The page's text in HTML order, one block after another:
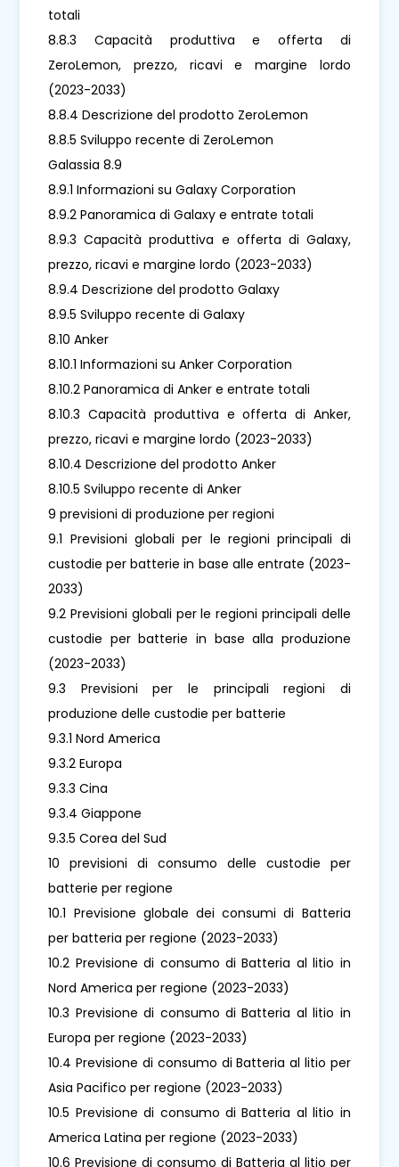
totali
8.8.3 Capacità produttiva e offerta di
ZeroLemon, prezzo, ricavi e margine lordo
(2023-2033)
8.8.4 Descrizione del prodotto ZeroLemon
8.8.5 Sviluppo recente di ZeroLemon
Galassia 8.9
8.9.1 Informazioni su Galaxy Corporation
8.9.2 Panoramica di Galaxy e entrate totali
8.9.3 Capacità produttiva e offerta di Galaxy,
prezzo, ricavi e margine lordo (2023-2033)
8.9.4 Descrizione del prodotto Galaxy
8.9.5 Sviluppo recente di Galaxy
8.10 Anker
8.10.1 Informazioni su Anker Corporation
8.10.2 Panoramica di Anker e entrate totali
8.10.3 Capacità produttiva e offerta di Anker,
prezzo, ricavi e margine lordo (2023-2033)
8.10.4 Descrizione del prodotto Anker
8.10.5 Sviluppo recente di Anker
9 previsioni di produzione per regioni
9.1 Previsioni globali per le regioni principali di
custodie per batterie in base alle entrate (2023-
2033)
9.2 Previsioni globali per le regioni principali delle
custodie per batterie in base alla produzione
(2023-2033)
9.3 Previsioni per le principali regioni di
produzione delle custodie per batterie
9.3.1 Nord America
9.3.2 Europa
9.3.3 Cina
9.3.4 Giappone
9.3.5 Corea del Sud
10 previsioni di consumo delle custodie per
batterie per regione
10.1 Previsione globale dei consumi di Batteria
per batteria per regione (2023-2033)
10.2 Previsione di consumo di Batteria al litio in
Nord America per regione (2023-2033)
10.3 Previsione di consumo di Batteria al litio in
Europa per regione (2023-2033)
10.4 Previsione di consumo di Batteria al litio per
Asia Pacifico per regione (2023-2033)
10.5 Previsione di consumo di Batteria al litio in
America Latina per regione (2023-2033)
10.6 Previsione di consumo di Batteria al litio per